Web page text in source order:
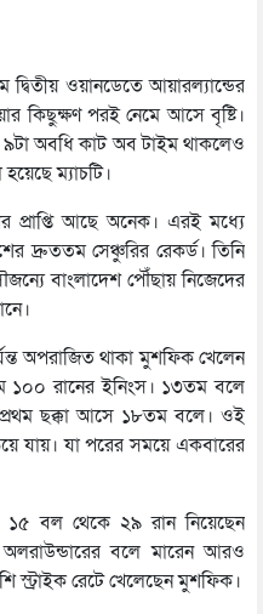
দ্বিতীয় ওয়ানডেতে আয়ারল্যান্ডের
কিছুক্ষণ পরই নেমে আসে বৃষ্টি।
৯টা অবধি কাট অব টাইম থাকলেও
ম্যাচটি।
প্রাপ্তি আছে অনেক। এরই মধ্যে
দ্রুততম সেঞ্চুরির রেকর্ড। তিনি
বাংলাদেশ পৌঁছায় নিজেদের
অপরাজিত থাকা মুশফিক খেলেন
১০০ রানের ইনিংস। ১৩তম বলে
প্রথম ছক্কা আসে ১৮তম বলে। ওই
যায়। যা পরের সময়ে একবারের
১৫ বল থেকে ২৯ রান নিয়েছেন
বলে মারেন আরও
স্ট্রাইক রেটে খেলেছেন মুশফিক।